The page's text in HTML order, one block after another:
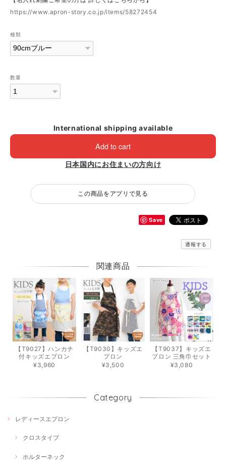
https://www.apron-story.co.jp/items/58272454
種類
数量
International shipping available
Add to cart
日本国内にお住まいの方向け
この商品をアプリで見る
Save
通報する
関連商品
【T9027】ハンカチ
付キッズエプロン
¥3,960
【T9030】キッズエ
プロン
¥3,500
【T9037】キッズエ
プロン 三角巾セット
¥3,080
Category
レディースエプロン
クロスタイプ
ホルターネック